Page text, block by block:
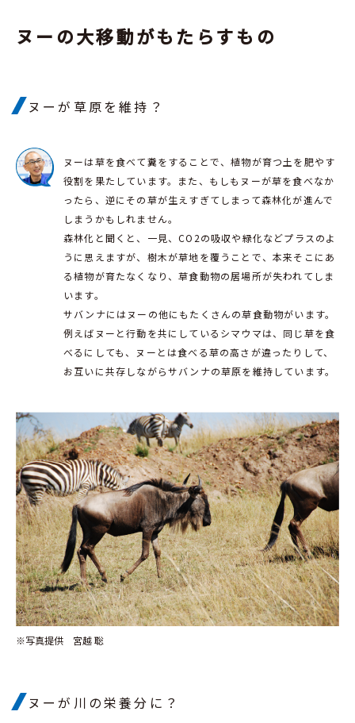
ヌーの大移動がもたらすもの
ヌーが草原を維持？
ヌーは草を食べて糞をすることで、植物が育つ土を肥やす
役割を果たしています。また、もしもヌーが草を食べなか
ったら、逆にその草が生えすぎてしまって森林化が進んで
しまうかもしれません。
森林化と聞くと、一見、CO2の吸収や緑化などプラスのよ
うに思えますが、樹木が草地を覆うことで、本来そこにあ
る植物が育たなくなり、草食動物の居場所が失われてしま
います。
サバンナにはヌーの他にもたくさんの草食動物がいます。
例えばヌーと行動を共にしているシマウマは、同じ草を食
べるにしても、ヌーとは食べる草の高さが違ったりして、
お互いに共存しながらサバンナの草原を維持しています。
※写真提供 宮越 聡
ヌーが川の栄養分に？